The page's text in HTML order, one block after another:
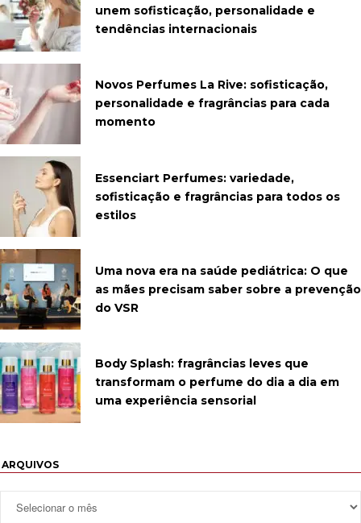
unem sofisticação, personalidade e
tendências internacionais
Novos Perfumes La Rive: sofisticação,
personalidade e fragrâncias para cada
momento
Essenciart Perfumes: variedade,
sofisticação e fragrâncias para todos os
estilos
Uma nova era na saúde pediátrica: O que
as mães precisam saber sobre a prevenção
do VSR
Body Splash: fragrâncias leves que
transformam o perfume do dia a dia em
uma experiência sensorial
ARQUIVOS